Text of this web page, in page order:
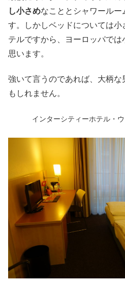
し小さめなこととシャワール
す。しかしベッドについては
テルですから、ヨーロッパでは
思います。
強いて言うのであれば、大柄
もしれません。
インターシティーホテル・